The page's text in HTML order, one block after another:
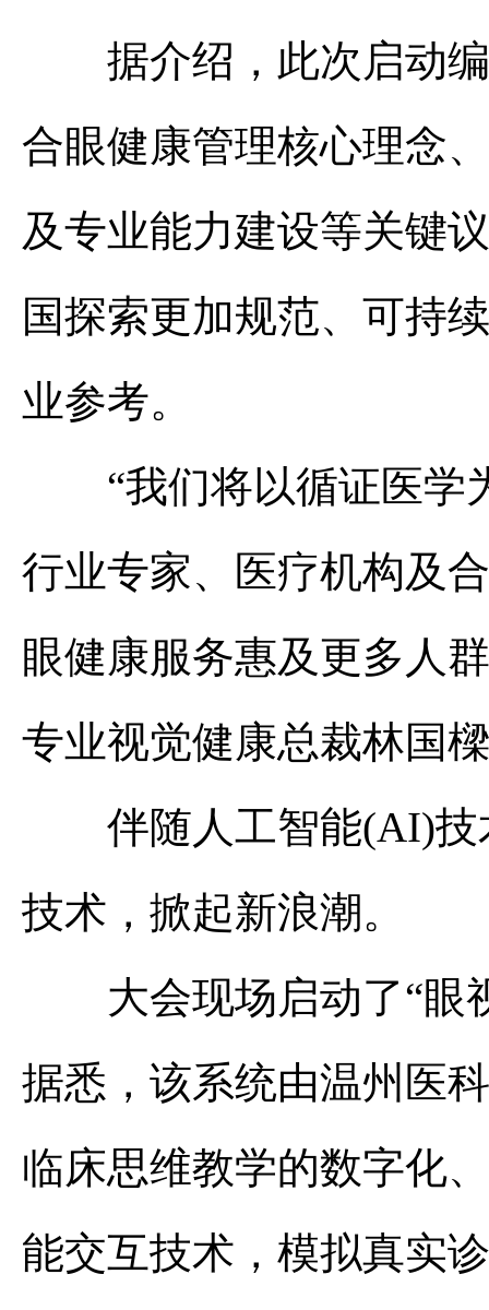
据介绍，此次启动编
合眼健康管理核心理念
及专业能力建设等关键
国探索更加规范、可持
业参考。
“我们将以循证医学
行业专家、医疗机构及
眼健康服务惠及更多人
专业视觉健康总裁林国
伴随人工智能(AI)技
技术，掀起新浪潮。
大会现场启动了“眼
据悉，该系统由温州医
临床思维教学的数字化
能交互技术，模拟真实